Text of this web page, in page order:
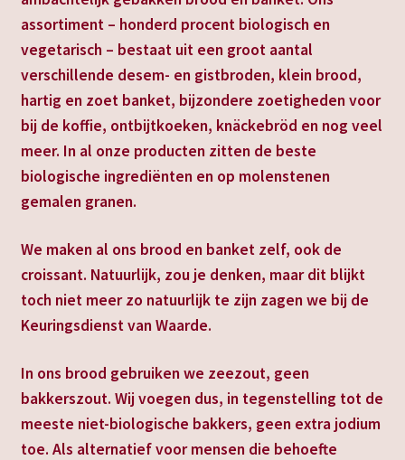
assortiment – honderd procent biologisch en
vegetarisch – bestaat uit een groot aantal
verschillende desem- en gistbroden, klein brood,
hartig en zoet banket, bijzondere zoetigheden voor
bij de koffie, ontbijtkoeken, knäckebröd en nog veel
meer. In al onze producten zitten de beste
biologische ingrediënten en op molenstenen
gemalen granen.
We maken al ons brood en banket zelf, ook de
croissant. Natuurlijk, zou je denken, maar dit blijkt
toch niet meer zo natuurlijk te zijn zagen we bij de
Keuringsdienst van Waarde.
In ons brood gebruiken we zeezout, geen
bakkerszout. Wij voegen dus, in tegenstelling tot de
meeste niet-biologische bakkers, geen extra jodium
toe. Als alternatief voor mensen die behoefte